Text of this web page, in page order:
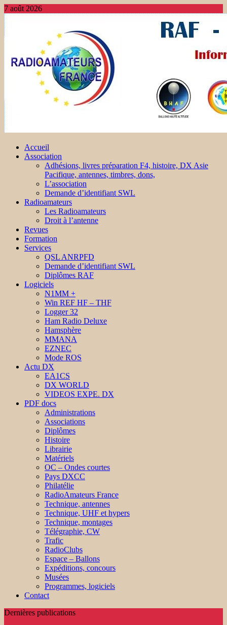
7 août 2026
Accueil
Association
Adhésions, livres préparation F4, histoire, DX Asie
Pacifique, antennes, timbres, dons,
L’association
Demande d’identifiant SWL
Radioamateurs
Les Radioamateurs
Droit à l’antenne
Revues
Formation
Services
QSL ANRPFD
Demande d’identifiant SWL
Diplômes RAF
Logiciels
N1MM +
Win REF HF – THF
Logger 32
Ham Radio Deluxe
Hamsphère
MMANA
EZNEC
Mode ROS
Actu DX
EA1CS
DX WORLD
VIDEOS EXPE. DX
PDF docs
Administrations
Associations
Diplômes
Histoire
Librairie
Matériels
OC – Ondes courtes
Pays DXCC
Philatélie
RadioAmateurs France
Technique, antennes
Technique, UHF et hypers
Technique, montages
Télégraphie, CW
Trafic
RadioClubs
Espace – Ballons
Expéditions, concours
Musées
Programmes, logiciels
Contact
Dernières publications